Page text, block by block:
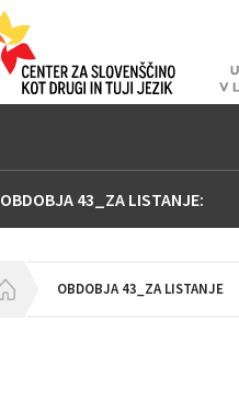
OBDOBJA 43_ZA LISTANJE:
HOMEPAGE
OBDOBJA 43_ZA LISTANJE